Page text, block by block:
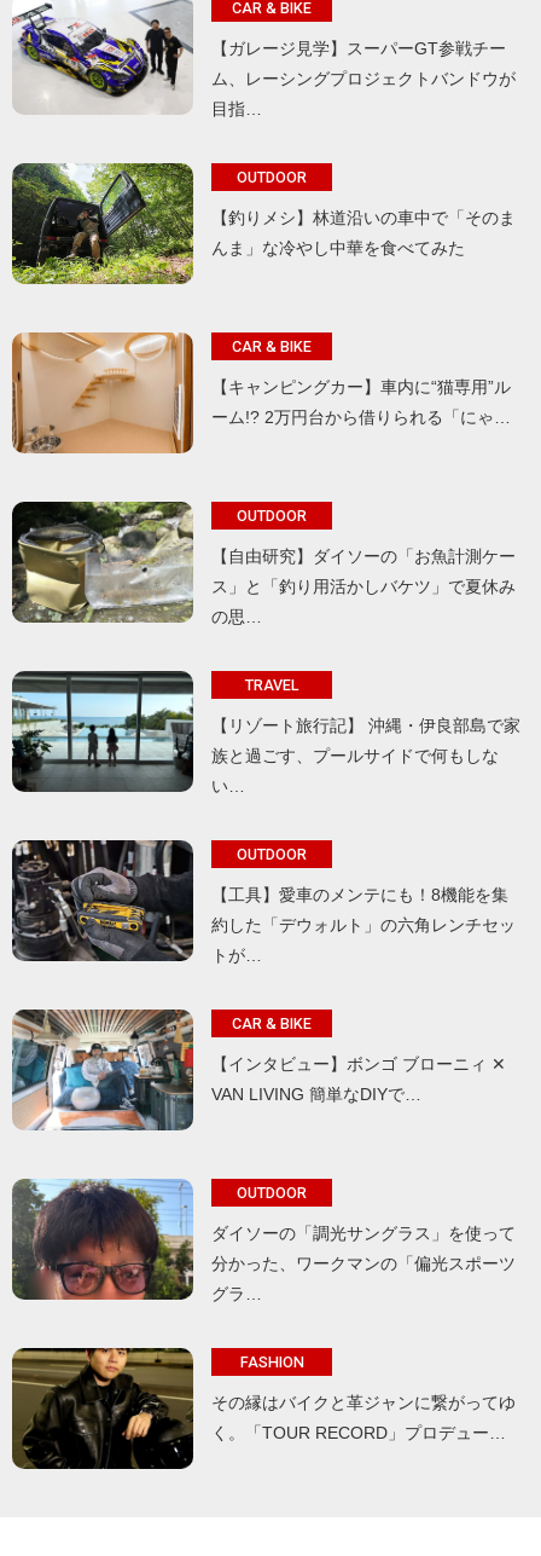
CAR & BIKE
【ガレージ見学】スーパーGT参戦チー
ム、レーシングプロジェクトバンドウが
目指…
OUTDOOR
【釣りメシ】林道沿いの車中で「そのま
んま」な冷やし中華を食べてみた
CAR & BIKE
【キャンピングカー】車内に“猫専用”ル
ーム!? 2万円台から借りられる「にゃ…
OUTDOOR
【自由研究】ダイソーの「お魚計測ケー
ス」と「釣り用活かしバケツ」で夏休み
の思…
TRAVEL
【リゾート旅行記】 沖縄・伊良部島で家
族と過ごす、プールサイドで何もしな
い…
OUTDOOR
【工具】愛車のメンテにも！8機能を集
約した「デウォルト」の六角レンチセッ
トが…
CAR & BIKE
【インタビュー】ボンゴ ブローニィ ✕
VAN LIVING 簡単なDIYで…
OUTDOOR
ダイソーの「調光サングラス」を使って
分かった、ワークマンの「偏光スポーツ
グラ…
FASHION
その縁はバイクと革ジャンに繋がってゆ
く。「TOUR RECORD」プロデュー…